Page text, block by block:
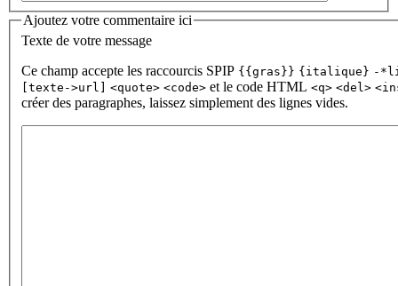
Ajoutez votre commentaire ici
Texte de votre message
Ce champ accepte les raccourcis SPIP {{gras}} {italique} -
[texte->url]
<quote> <code> et le code HTML <q> <del>
créer des paragraphes, laissez simplement des lignes vides.